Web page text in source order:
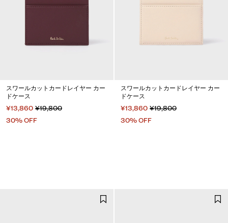
スワールカットカードレイヤー カー
ドケース
¥13,860 ¥19,800
30% OFF
スワールカットカードレイヤー カー
ドケース
¥13,860 ¥19,800
30% OFF